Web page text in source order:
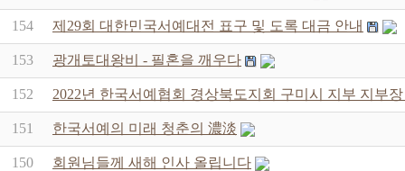
154 제29회 대한민국서예대전 표구 및 도록 대금 안내
153 광개토대왕비 - 필혼을 깨우다
152 2022년 한국서예협회 경상북도지회 구미시 지부 지부
151 한국서예의 미래 청춘의 濃淡
150 회원님들께 새해 인사 올립니다